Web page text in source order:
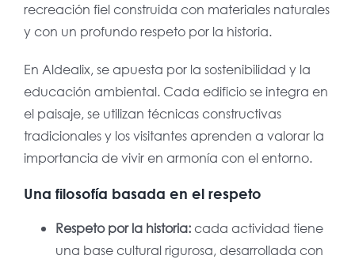
recreación fiel construida con materiales naturales
y con un profundo respeto por la historia.
En Aldealix, se apuesta por la sostenibilidad y la
educación ambiental. Cada edificio se integra en
el paisaje, se utilizan técnicas constructivas
tradicionales y los visitantes aprenden a valorar la
importancia de vivir en armonía con el entorno.
Una filosofía basada en el respeto
Respeto por la historia:cada actividad tiene
una base cultural rigurosa, desarrollada con